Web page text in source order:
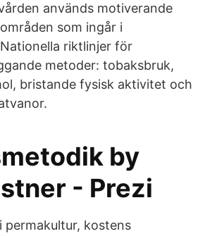
används motiverande
som ingår i
riktlinjer för
metoder: tobaksbruk,
bristande fysisk aktivitet och
by
- Prezi
permakultur, kostens